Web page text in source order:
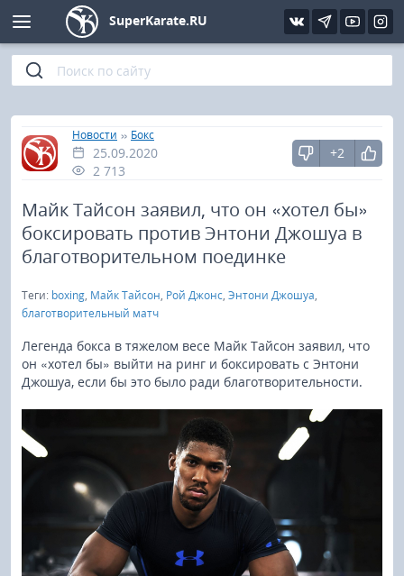
SuperKarate.RU
Главная
»
Новости » Бокс
25.09.2020
2 713
+2
Майк Тайсон заявил, что он «хотел бы»
боксировать против Энтони Джошуа в
благотворительном поединке
Теги: boxing, Майк Тайсон, Рой Джонс, Энтони Джошуа,
благотворительный матч
Легенда бокса в тяжелом весе Майк Тайсон заявил, что
он «хотел бы» выйти на ринг и боксировать с Энтони
Джошуа, если бы это было ради благотворительности.
Киокушинкай
Кёкусин (IFK)
Шинкиокушинкай
Кекусин-кан
Кикбоксинг и K-1
Бокс
UFC и MMA
Муай тай
Фото
Видео
Интервью
Статьи
Уроки каратэ
Файлы
Библиотека